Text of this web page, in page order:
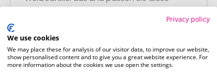
nach Ihren Vorstellungen an.
Anschließend legen Sie die konfigurierten
Artikel in Ihren Warenkorb.
Privacy policy
We use cookies
We may place these for analysis of our visitor data, to improve our website,
show personalised content and to give you a great website experience. For
more information about the cookies we use open the settings.